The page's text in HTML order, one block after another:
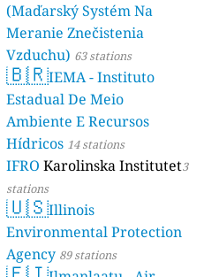
(Maďarský Systém Na
Meranie Znečistenia
Vzduchu) 63 stations
🇧🇷IEMA - Instituto
Estadual De Meio
Ambiente E Recursos
Hídricos 14 stations
IFRO Karolinska Institutet3
stations
🇺🇸Illinois
Environmental Protection
Agency 89 stations